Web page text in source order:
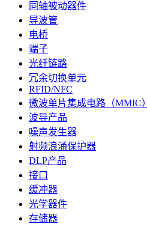
同轴被动器件
导波管
电桥
端子
光纤链路
冗余切换单元
RFID/NFC
微波单片集成电路（MMIC）
波导产品
噪声发生器
射频浪涌保护器
DLP产品
接口
缓冲器
光学器件
存储器